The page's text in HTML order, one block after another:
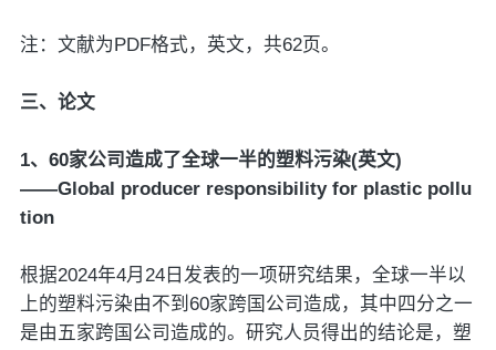
注：文献为PDF格式，英文，共62页。
三、论文
1、60家公司造成了全球一半的塑料污染(英文)
——Global producer responsibility for plastic pollu
tion
根据2024年4月24日发表的一项研究结果，全球一半以
上的塑料污染由不到60家跨国公司造成，其中四分之一
是由五家跨国公司造成的。研究人员得出的结论是，塑